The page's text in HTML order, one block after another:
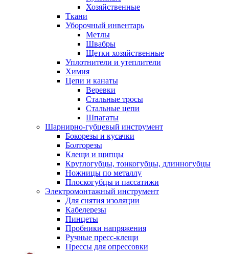
Хозяйственные
Ткани
Уборочный инвентарь
Метлы
Швабры
Щетки хозяйственные
Уплотнители и утеплители
Химия
Цепи и канаты
Веревки
Стальные тросы
Стальные цепи
Шпагаты
Шарнирно-губцевый инструмент
Бокорезы и кусачки
Болторезы
Клещи и щипцы
Круглогубцы, тонкогубцы, длинногубцы
Ножницы по металлу
Плоскогубцы и пассатижи
Электромонтажный инструмент
Для снятия изоляции
Кабелерезы
Пинцеты
Пробники напряжения
Ручные пресс-клещи
Прессы для опрессовки